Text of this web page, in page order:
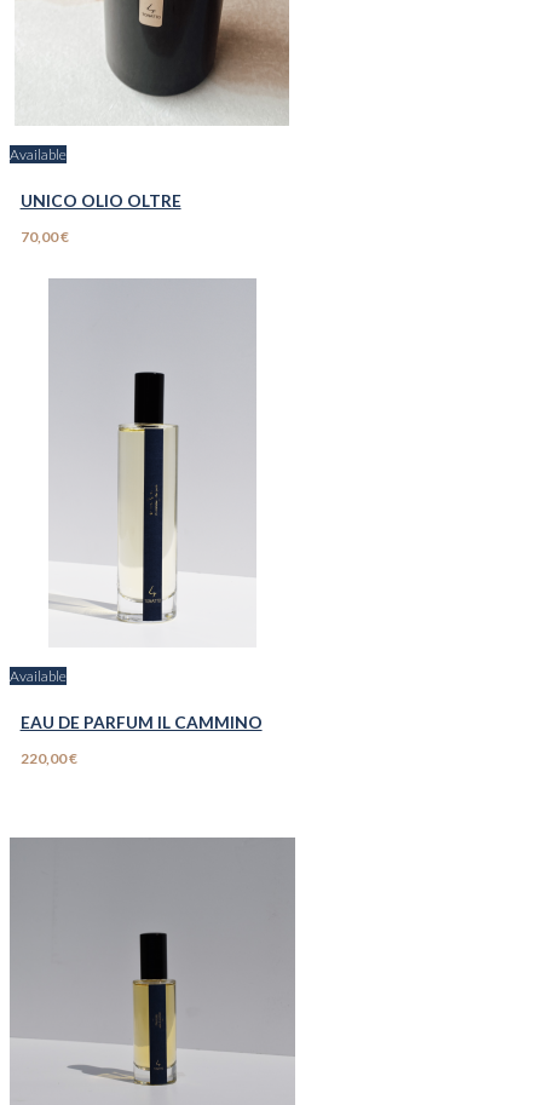
Available
UNICO OLIO OLTRE
70,00 €
Available
EAU DE PARFUM IL CAMMINO
220,00 €